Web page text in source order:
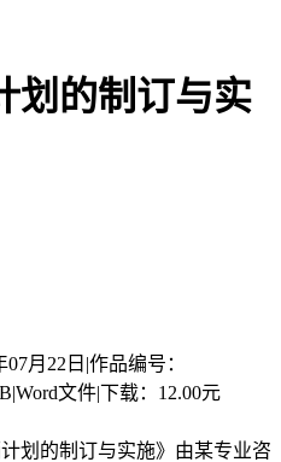
划的制订与实
月22日 |作品编号：
|Word文件|下载：12.00元
划的制订与实施》由某专业咨